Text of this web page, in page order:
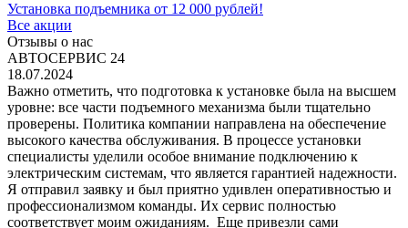
Установка подъемника от 12 000 рублей!
Все акции
Отзывы о нас
АВТОСЕРВИС 24
18.07.2024
Важно отметить, что подготовка к установке была на высшем
уровне: все части подъемного механизма были тщательно
проверены. Политика компании направлена на обеспечение
высокого качества обслуживания. В процессе установки
специалисты уделили особое внимание подключению к
электрическим системам, что является гарантией надежности.
Я отправил заявку и был приятно удивлен оперативностью и
профессионализмом команды. Их сервис полностью
соответствует моим ожиданиям. Еще привезли сами